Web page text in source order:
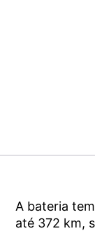
A bateria
até 372 km,